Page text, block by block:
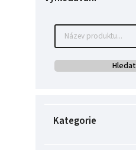
Hledat
Kategorie